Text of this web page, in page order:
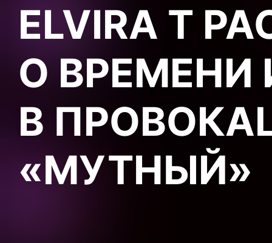
ELVIRA T
О ВРЕМЕНИ
В
«МУТНЫЙ»